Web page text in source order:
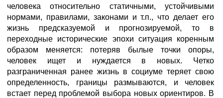
человека относительно статичными, устойчивыми
нормами, правилами, законами и т.п., что делает его
жизнь предсказуемой и прогнозируемой, то в
переходные исторические эпохи ситуация коренным
образом меняется: потеряв былые точки опоры,
человек ищет и нуждается в новых. Четко
разграниченная ранее жизнь в социуме теряет свою
определенность, границы размываются, и человек
встает перед проблемой выбора новых ориентиров. В